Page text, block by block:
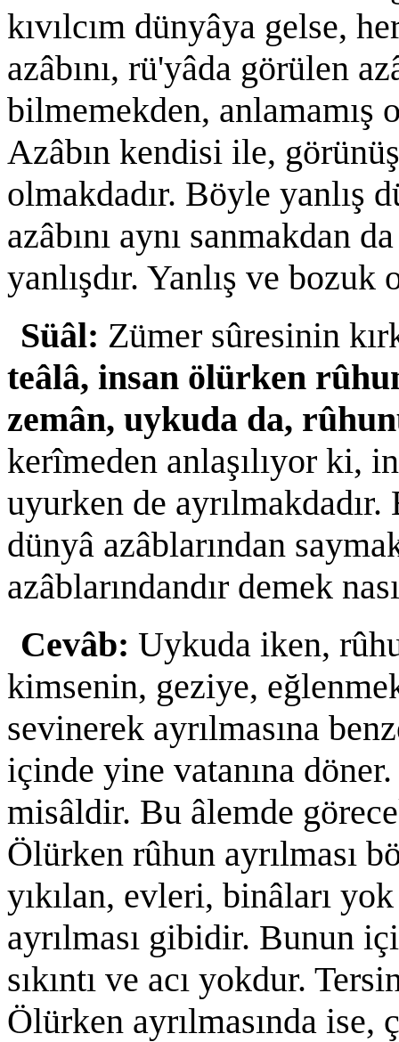
kıvılcım dünyâya gelse,
azâbını, rü'yâda görülen
bilmemekden,
Azâbın kendisi ile,
olmakdadır. Böyle yanlış
azâbını aynı sanmakdan
yanlışdır. Yanlış ve bozuk
Süâl: Zümer sûresinin
teâlâ, insan ölürken
zemân, uykuda da,
kerîmeden anlaşılıyor ki,
uyurken de
dünyâ azâblarından
azâblarındandır demek
Cevâb: Uykuda iken,
kimsenin, geziye,
sevinerek ayrılmasına
içinde yine vatanına
misâldir. Bu âlemde
Ölürken rûhun ayrılması
yıkılan, evleri, binâları
ayrılması gibidir. Bunun
sıkıntı ve acı yokdur.
Ölürken ayrılmasında ise,